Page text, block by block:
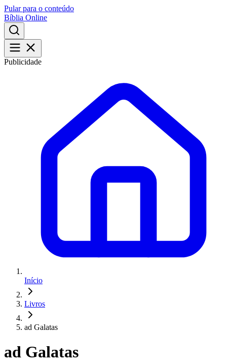
Pular para o conteúdo
Bíblia Online
Publicidade
Início
Livros
ad Galatas
ad Galatas